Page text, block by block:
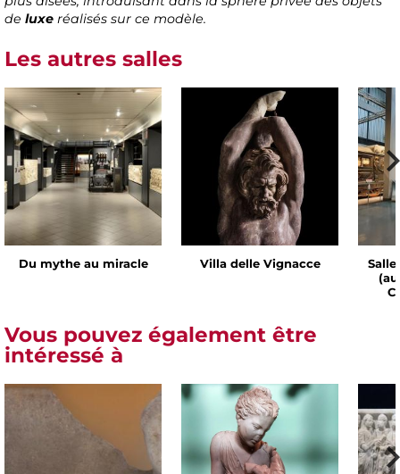
de luxe réalisés sur ce modèle.
Les autres salles
Du mythe au miracle Villa delle Vignacce
Salle
Vous pouvez également être
intéressé à